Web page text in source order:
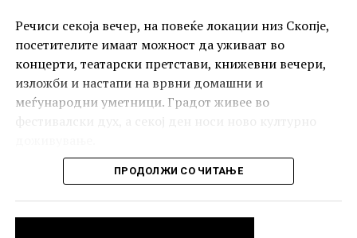
Речиси секоја вечер, на повеќе локации низ Скопје,
посетителите имаат можност да уживаат во
концерти, театарски претстави, книжевни вечери,
изложби и настапи на врвни домашни и
меѓународни уметници. Градот живее во
фестивалски дух, а секој ден носи ново културно
ПРОДОЛЖИ СО ЧИТАЊЕ